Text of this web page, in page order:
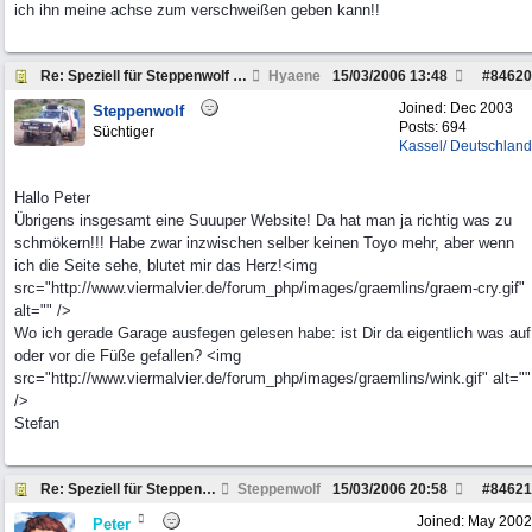
ich ihn meine achse zum verschweißen geben kann!!
Re: Speziell für Steppenwolf und andere Pickup Fre Hyaene #84620
15/03/2006 13:48
Joined: Dec 2003
Posts: 694
Kassel/ Deutschland
Steppenwolf
Süchtiger
Hallo Peter
Übrigens insgesamt eine Suuuper Website! Da hat man ja richtig was zu
schmökern!!! Habe zwar inzwischen selber keinen Toyo mehr, aber wenn
ich die Seite sehe, blutet mir das Herz!<img
src="http://www.viermalvier.de/forum_php/images/graemlins/graem-cry.gif"
alt="" />
Wo ich gerade Garage ausfegen gelesen habe: ist Dir da eigentlich was auf
oder vor die Füße gefallen? <img
src="http://www.viermalvier.de/forum_php/images/graemlins/wink.gif" alt=""
/>
Stefan
Re: Speziell für Steppenwolf und andere Pickup Fre Steppenwolf #84621
15/03/2006 20:58
Joined: May 2002
Peter